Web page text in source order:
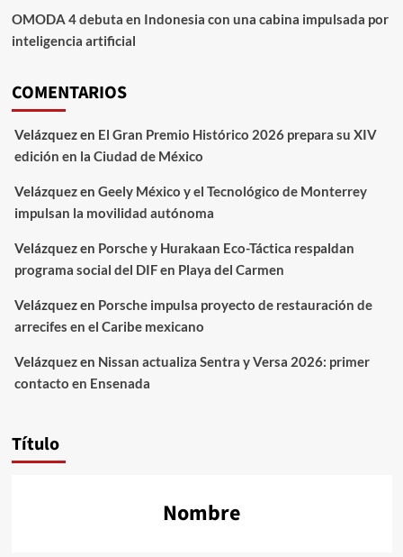
OMODA 4 debuta en Indonesia con una cabina impulsada por
inteligencia artificial
COMENTARIOS
Velázquezen El Gran Premio Histórico 2026 prepara su XIV
edición en la Ciudad de México
Velázquezen Geely México y el Tecnológico de Monterrey
impulsan la movilidad autónoma
Velázquezen Porsche y Hurakaan Eco-Táctica respaldan
programa social del DIF en Playa del Carmen
Velázquezen Porsche impulsa proyecto de restauración de
arrecifes en el Caribe mexicano
Velázquezen Nissan actualiza Sentra y Versa 2026: primer
contacto en Ensenada
Título
Nombre